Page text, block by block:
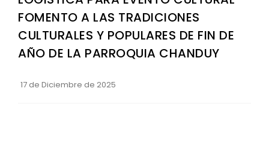
Obras y proyectos
FOMENTO A LAS TRADICIONES
CULTURALES Y POPULARES DE FIN DE
AÑO DE LA PARROQUIA CHANDUY
17 de Diciembre de 2025